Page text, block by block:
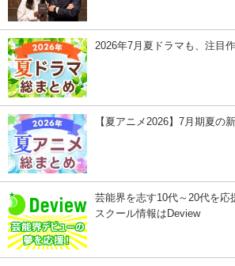
2026年7月夏ドラマも、注目
【夏アニメ2026】7月期夏の
芸能界を志す10代～20代を応
スクール情報はDeview